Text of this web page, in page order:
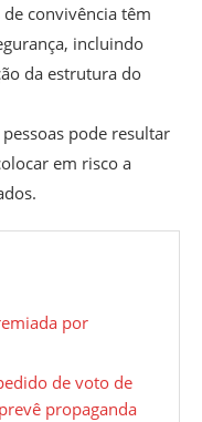
convivência têm
incluindo
da estrutura do
pode resultar
em risco a
por
de voto de
propaganda